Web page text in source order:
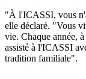
"À l'ICASSI, vous
elle déclaré. "Vous
vie. Chaque année,
assisté à l'ICASSI
tradition familiale".